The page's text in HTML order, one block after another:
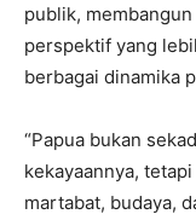
publik,
perspektif yang
berbagai dinamika
“Papua bukan
kekayaannya,
martabat, budaya,